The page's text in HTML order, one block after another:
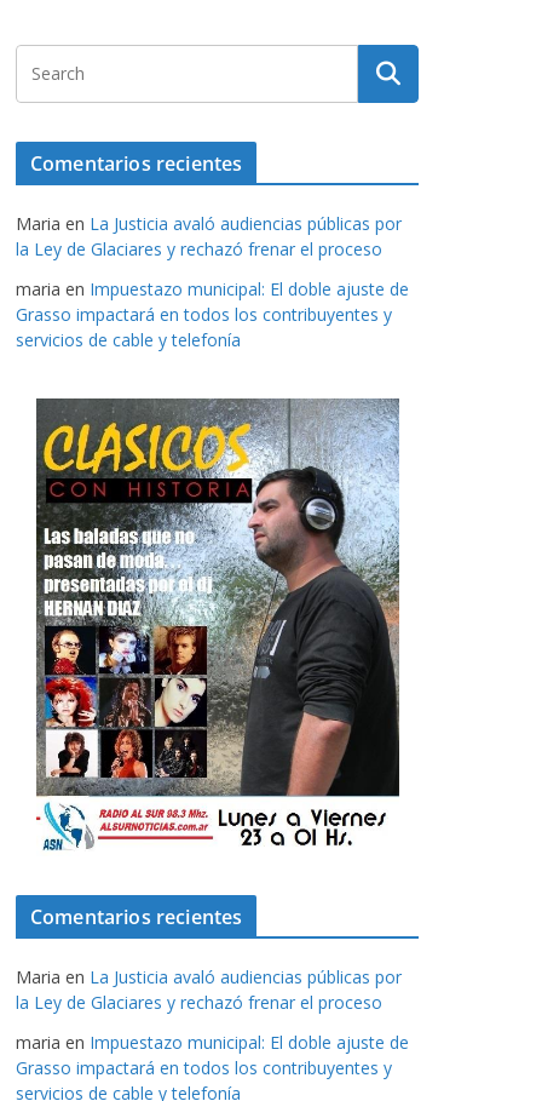
Comentarios recientes
Maria en La Justicia avaló audiencias públicas por
la Ley de Glaciares y rechazó frenar el proceso
maria en Impuestazo municipal: El doble ajuste de
Grasso impactará en todos los contribuyentes y
servicios de cable y telefonía
Comentarios recientes
Maria en La Justicia avaló audiencias públicas por
la Ley de Glaciares y rechazó frenar el proceso
maria en Impuestazo municipal: El doble ajuste de
Grasso impactará en todos los contribuyentes y
servicios de cable y telefonía